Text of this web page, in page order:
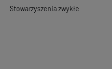
Stowarzyszenia zwykłe